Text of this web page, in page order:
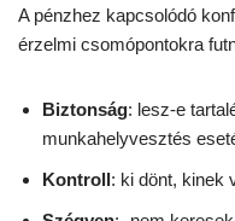
A pénzhez kapcsolódó
érzelmi csomópontokra
Biztonság: lesz-e
munkahelyvesztés
Kontroll: ki dönt, kinek